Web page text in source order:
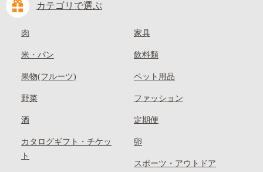
カテゴリで選ぶ
肉
米・パン
果物(フルーツ)
野菜
酒
カタログギフト・チケッ
ト
家具
飲料類
ペット用品
ファッション
定期便
卵
スポーツ・アウトドア